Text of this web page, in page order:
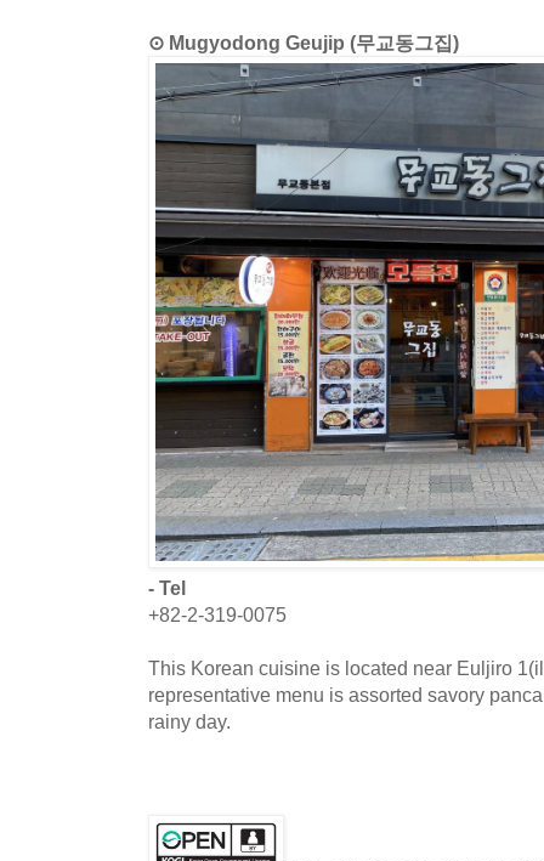
⊙ Mugyodong Geujip (무교동그집)
- Tel
+82-2-319-0075
This Korean cuisine is located near Euljiro
representative menu is assorted savory
rainy day.